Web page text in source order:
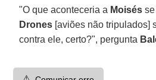
"O que aconteceria a Moisés
Drones [aviões não tripulados]
contra ele, certo?", pergunta
⚠️